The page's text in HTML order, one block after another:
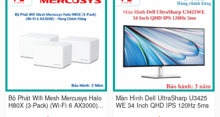
Bộ Phát Wifi Mesh Mercusys Halo
H80X (3-Pack) (Wi‑Fi 6 AX3000)...
Màn Hình Dell UltraSharp U3425
WE 34 Inch QHD IPS 120Hz 5ms